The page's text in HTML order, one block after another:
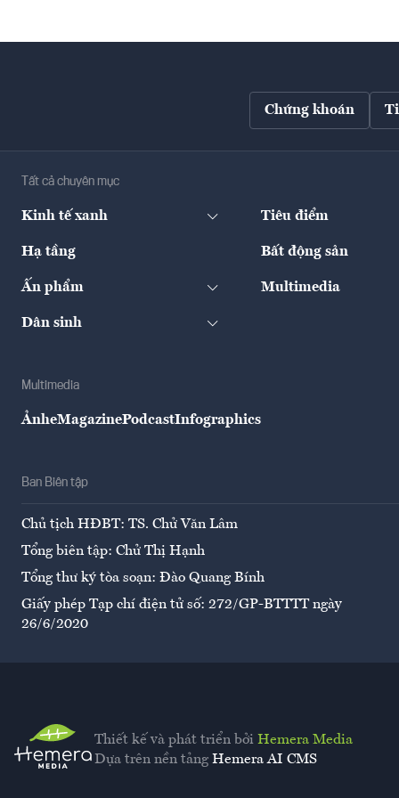
Chứng khoán
Tất cả chuyên mục
Kinh tế xanh Tiêu điểm
Hạ tầng Bất động sản
Ấn phẩm Multimedia
Dân sinh
Multimedia
ẢnheMagazinePodcastInfographics
Ban Biên tập
Chủ tịch HĐBT: TS. Chử Văn Lâm
Tổng biên tập: Chử Thị Hạnh
Tổng thư ký tòa soạn: Đào Quang Bính
Giấy phép Tạp chí điện tử số: 272/GP-BTTTT ngày
26/6/2020
Thiết kế và phát triển bởi Hemera Media
Dựa trên nền tảng Hemera AI CMS